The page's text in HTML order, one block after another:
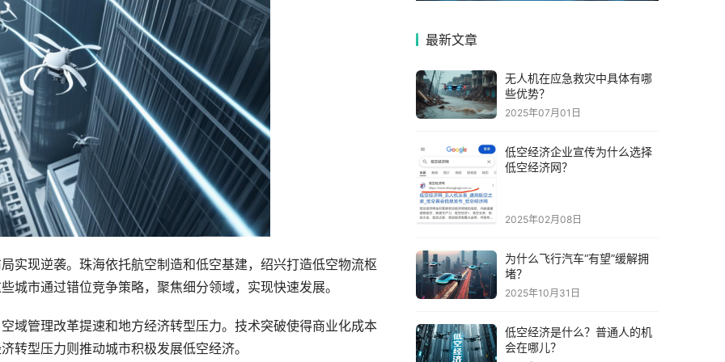
实现逆袭。珠海依托航空制造和低空基建，绍兴打造低空物流枢
城市通过错位竞争策略，聚焦细分领域，实现快速发展。
域管理改革提速和地方经济转型压力。技术突破使得商业化成本
转型压力则推动城市积极发展低空经济。
最新文章
无人机在应急救灾中具体有哪
些优势？
2025年07月01日
低空经济企业宣传为什么选择
低空经济网？
2025年02月08日
为什么飞行汽车“有望”缓解拥
堵？
2025年10月31日
低空经济是什么？普通人的机
会在哪儿？